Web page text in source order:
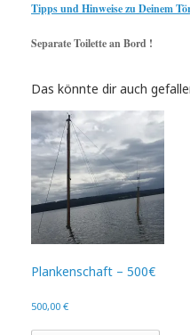
Tipps und Hinweise zu Deinem
Separate Toilette an Bord !
Das könnte dir auch
Plankenschaft – 500€
500,00 €